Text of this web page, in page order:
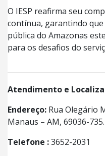
O IESP reafirma seu
contínua, garantindo
pública do Amazonas
para os desafios do
Atendimento e
Endereço: Rua Olegário
Manaus – AM, 69036-735.
Telefone :3652-2031